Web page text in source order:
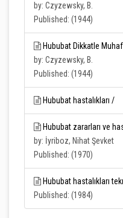
by: Czyzewsky, B.
Published: (1944)
Hububat Dikkatle
by: Czyzewsky, B.
Published: (1944)
Hububat hastalıkları /
Hububat zararları ve
by: İyriboz, Nihat Şevket
Published: (1970)
Hububat hastalıkları
Published: (1984)